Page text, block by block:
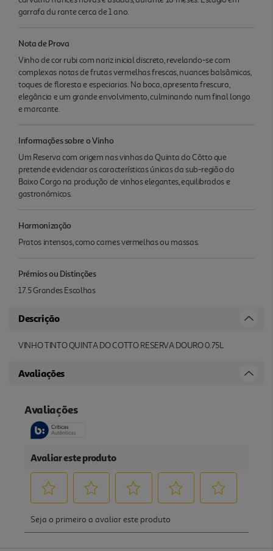
garrafa du rante cerca de 1 ano.
Nota de Prova
Vinho de cor rubi com nariz inicial discreto, revelando-se com
complexas notas de frutas vermelhas frescas, nuances balsâmicas,
toques de floresta e especiarias. Na boca, apresenta frescura,
elegância e um grande envolvimento, culminando num final longo
e marcante.
Informações sobre o Vinho
Um Reserva com origem nas vinhas da Quinta do Côtto que
pretende evidenciar as características únicas da sub-região do
Baixo Corgo na produção de vinhos elegantes, equilibrados e
gastronómicos.
Harmonização
Pratos intensos, como carnes vermelhas ou massas.
Prémios ou Distinções
17.5 Grandes Escolhas
Descrição
VINHO TINTO QUINTA DO COTTO RESERVA DOURO 0.75L
Avaliações